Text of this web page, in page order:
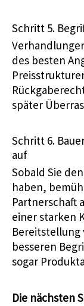
Schritt 5.
des besten
später
Schritt 6.
auf
Sobald Sie
haben,
Partnerschaft
einer starken
Bereitstellung
besseren
sogar
Die nächsten